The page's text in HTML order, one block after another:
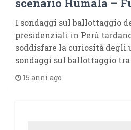
I sondaggi sul ballottaggio
presidenziali in Perù
soddisfare la curiosità degli
sondaggi sul ballottaggio tra
15 anni ago